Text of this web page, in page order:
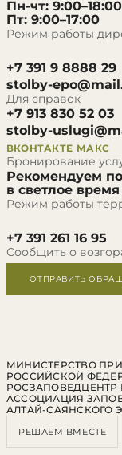
Пн-чт: 9:00–18:00
Пт: 9:00–17:00
Режим работы
+7 391 9 8888 29
stolby-
Для справок
+7 913 830 52 03
stolby-
ВКОНТАКТЕ МАКС
Бронирование
Рекомендуем
в светлое время
Режим работы
+7 391 261 16 95
Сообщить о
ОТПРАВИТЬ
МИНИСТЕРСТВО
РОССИЙСКОЙ
АССОЦИАЦИЯ
АЛТАЙ-САЯНСКОГО
РЕШАЕМ ВМЕСТЕ